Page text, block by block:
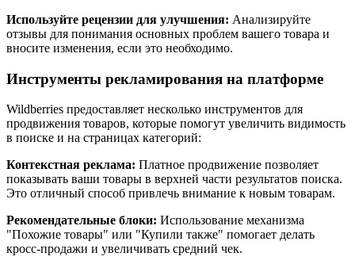
Используйте рецензии для улучшения: Анализируйте
отзывы для понимания основных проблем вашего товара и
вносите изменения, если это необходимо.
Инструменты рекламирования на платформе
Wildberries предоставляет несколько инструментов для
продвижения товаров, которые помогут увеличить видимость
в поиске и на страницах категорий:
Контекстная реклама: Платное продвижение позволяет
показывать ваши товары в верхней части результатов поиска.
Это отличный способ привлечь внимание к новым товарам.
Рекомендательные блоки: Использование механизма
"Похожие товары" или "Купили также" помогает делать
кросс-продажи и увеличивать средний чек.